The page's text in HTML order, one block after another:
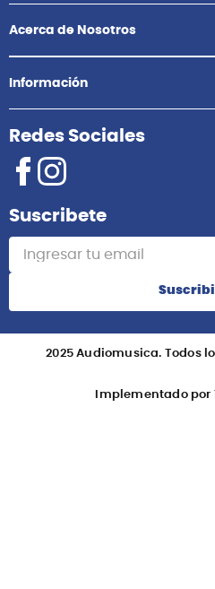
Acerca de Nosotros
Información
Redes Sociales
Suscribete
2025 Audiomusica. Todos
Implementado por